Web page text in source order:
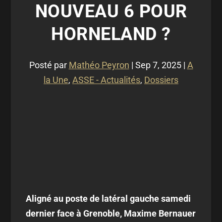
NOUVEAU 6 POUR
HORNELAND ?
Posté par Mathéo Peyron | Sep 7, 2025| A
la Une, ASSE - Actualités, Dossiers
Aligné au poste de latéral gauche samedi
dernier face à Grenoble, Maxime Bernauer